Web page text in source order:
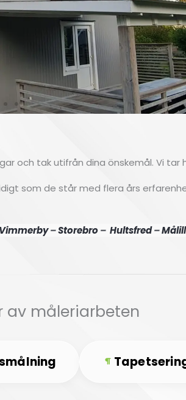
och tak utifrån dina önskemål. Vi tar
som de står med flera års
Vimmerby–Storebro– Hultsfred–
av måleriarbeten